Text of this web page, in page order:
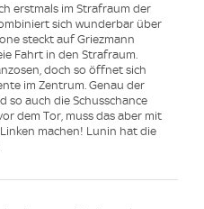
erstmals im Strafraum der
sich wunderbar über
steckt auf Griezmann
Fahrt in den Strafraum.
doch so öffnet sich
im Zentrum. Genau der
so auch die Schusschance
dem Tor, muss das aber mit
machen! Lunin hat die